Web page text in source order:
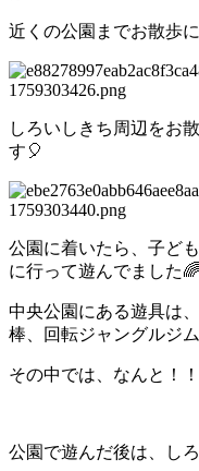
近くの公園までお散歩
しろいしきち周辺をお
す🎈
公園に着いたら、子ど
に行って遊んでました🌈
中央公園にある遊具は
棒、回転ジャングルジ
その中では、なんと！
公園で遊んだ後は、し